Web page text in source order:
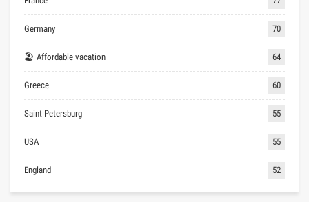
Germany 70
🏖 Affordable vacation 64
Greece 60
Saint Petersburg 55
USA 55
England 52